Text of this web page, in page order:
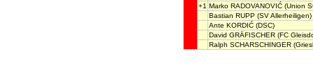
+1 Marko RADOVANOVIĆ (Union
Bastian RUPP (SV Allerheiligen)
Ante KORDIĆ (DSC)
David GRÄFISCHER (FC
Ralph SCHARSCHINGER